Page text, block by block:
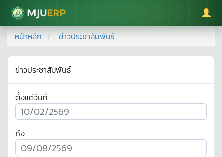
มหาวิทยาลัยแม่โจ้
หน้าหลัก ข่าวประชาสัมพันธ์
ข่าวประชาสัมพันธ์
ตั้งแต่วันที่
ถึง